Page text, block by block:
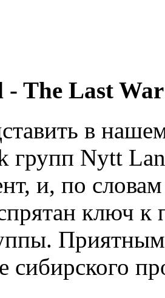
The Last
в
групп Nytt
и, по
ключ
сибирского